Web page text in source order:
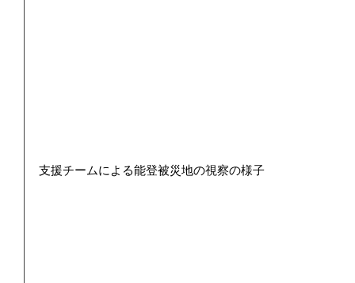
支援チームによる能登被災地の視察の様子